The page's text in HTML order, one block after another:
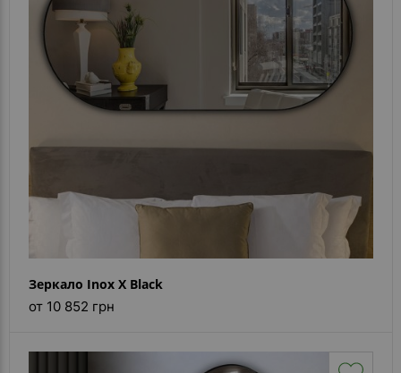
Зеркало Inox X Black
от 10 852 грн